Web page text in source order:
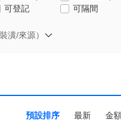
可登記 可隔間
潢/來源）
預設排序 最新 金